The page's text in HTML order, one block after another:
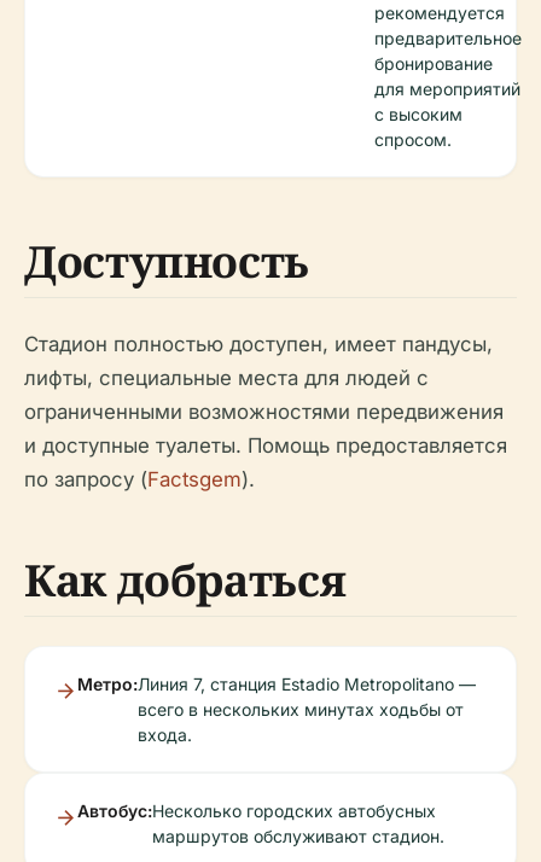
рекомендуется
предварительное
бронирование
для мероприятий
с высоким
спросом.
Доступность
Стадион полностью доступен, имеет пандусы,
лифты, специальные места для людей с
ограниченными возможностями передвижения
и доступные туалеты. Помощь предоставляется
по запросу (Factsgem).
Как добраться
Метро:Линия 7, станция Estadio Metropolitano —
всего в нескольких минутах ходьбы от
входа.
Автобус:Несколько городских автобусных
маршрутов обслуживают стадион.